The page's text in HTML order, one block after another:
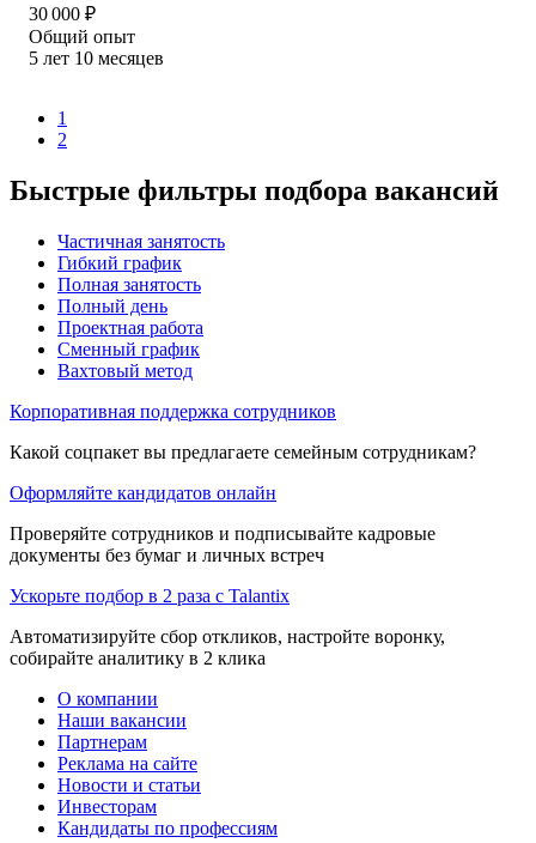
30 000 ₽
Общий опыт
5 лет 10 месяцев
1
2
Быстрые фильтры подбора вакансий
Частичная занятость
Гибкий график
Полная занятость
Полный день
Проектная работа
Сменный график
Вахтовый метод
Корпоративная поддержка сотрудников
Какой соцпакет вы предлагаете семейным сотрудникам?
Оформляйте кандидатов онлайн
Проверяйте сотрудников и подписывайте кадровые
документы без бумаг и личных встреч
Ускорьте подбор в 2 раза с Talantix
Автоматизируйте сбор откликов, настройте воронку,
собирайте аналитику в 2 клика
О компании
Наши вакансии
Партнерам
Реклама на сайте
Новости и статьи
Инвесторам
Кандидаты по профессиям